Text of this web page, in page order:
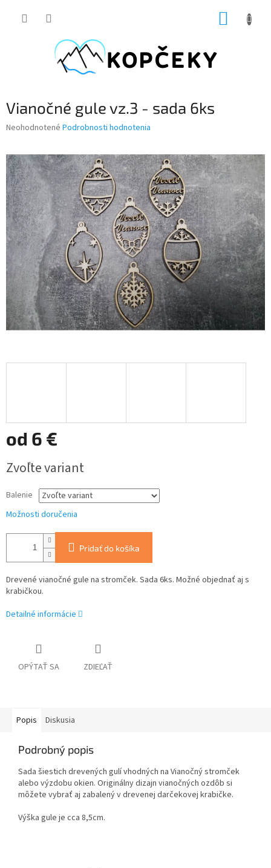
Vianočné gule vz.3 - sada 6ks
Priemerné
je
0,0
z
5
hviezdičiek.
Neohodnotené Podrobnosti hodnotenia
od 6 €
cena:
Zvoľte variant
Balenie
Možnosti doručenia
Pridať do košíka
Drevené vianočné gule na stromček. Sada 6ks. Možné objednať aj s
krabičkou.
Detailné informácie
OPÝTAŤ SA ZDIEĽAŤ
Popis Diskusia
Podrobný popis
Sada šiestich drevených gulí vhodných na Vianočný stromček
alebo výzdobu okien. Originálny dizajn vianočných ozdôb si
môžete vybrať aj zabalený v drevenej darčekovej krabičke.
Výška gule je cca 8,5cm.